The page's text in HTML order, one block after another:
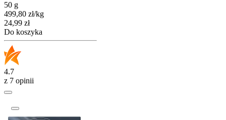
50 g
499,80 zł/kg
Cena
24,99 zł
Do koszyka
4.7
z 7 opinii